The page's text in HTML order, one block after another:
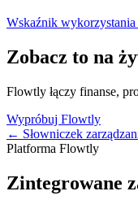
Wskaźnik
Zobacz to na
Flowtly łączy finanse,
Wypróbuj Flowtly
← Słowniczek
Platforma Flowtly
Zintegrowane